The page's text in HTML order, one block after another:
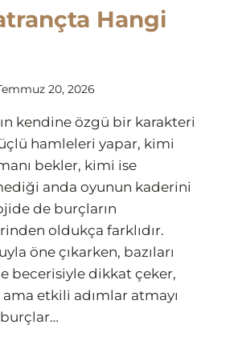
Hangi
20, 2026
kendine özgü bir karakteri
hamleleri yapar, kimi
bekler, kimi ise
anda oyunun kaderini
de burçların
oldukça farklıdır.
öne çıkarken, bazıları
becerisiyle dikkat çeker,
ama etkili adımlar atmayı